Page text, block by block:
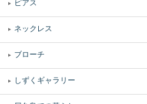
ピアス
ネックレス
ブローチ
しずくギャラリー